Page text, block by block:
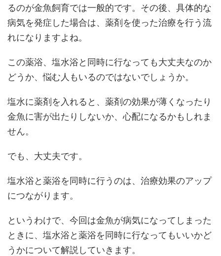
るのが金魚飼育では一般的です。その後、具体的な
病気を発症した場合は、薬剤を使った治療を行う流
れになりますよね。
この薬浴、塩水浴と同時に行なっても大丈夫なのか
どうか、悩む人もいるのではないでしょうか。
塩水に薬剤を入れると、薬剤の効果が薄くなったり
金魚に害が出たりしないか、心配になるかもしれま
せん。
でも、大丈夫です。
塩水浴と薬浴を同時に行うのは、治療効果のアップ
につながります。
というわけで、今回は金魚が病気になってしまった
ときに、塩水浴と薬浴を同時に行なってもいいかど
うかについて解説していきます。